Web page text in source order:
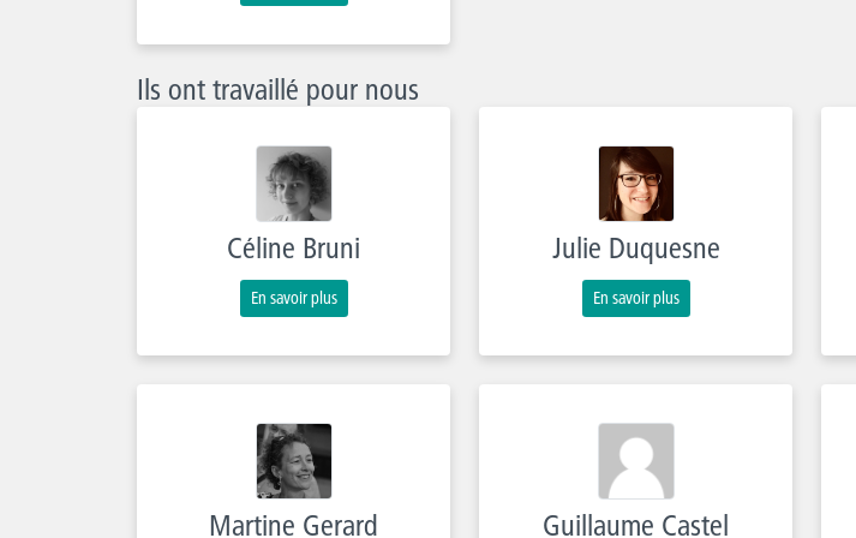
Ils ont travaillé pour nous
Céline Bruni
En savoir plus
Julie Duquesne
En savoir plus
Martine Gerard Guillaume Castel